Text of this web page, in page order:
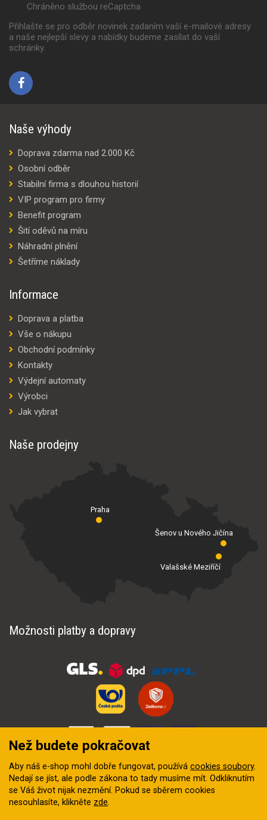
Chráněno službou reCaptcha
Přihlašte se pro odběr novinek zadaním vaší e-mailové adresy
a naše nejlepší slevy a nabídky budeme zasílat do vaší
schránky.
Naše výhody
Doprava zdarma nad 2.000 Kč
Osobní odběr
Stabilní firma s dlouhou historií
VIP program pro firmy
Benefit program
Šití oděvů na míru
Náhradní plnění
Šetříme náklady
Informace
Doprava a platba
Vše o nákupu
Obchodní podmínky
Kontakty
Výdejní automaty
Výrobci
Jak vybrat
Naše prodejny
Praha
Valašské Meziříčí
Šenov u Nového Jičína
Možnosti platby a dopravy
Než budete pokračovat
Aby náš e-shop mohl dobře fungovat, používá cookies soubory.
Nedají se jíst, ale podle zákona to tady musíme mít. Odkliknutím
se Váš život nijak nezmění. Pokud se sběrem cookies
nesouhlasíte, klikněte zde.